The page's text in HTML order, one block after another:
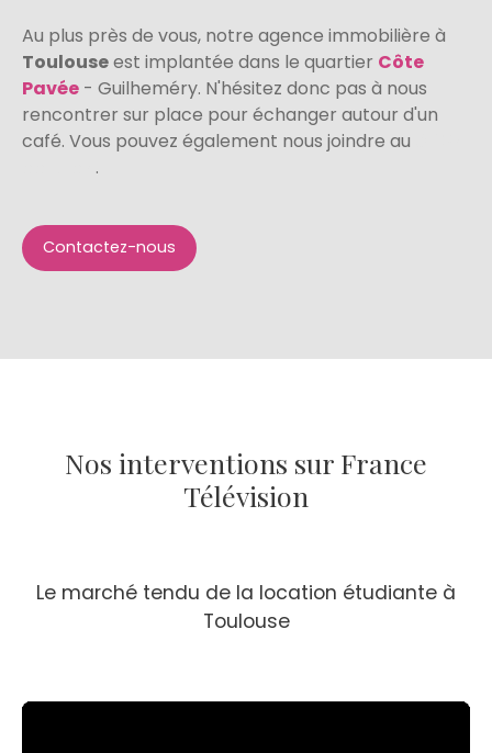
Au plus près de vous, notre agence immobilière à
Toulouseest implantée dans le quartier Côte
Pavée - Guilheméry. N'hésitez donc pas à nous
rencontrer sur place pour échanger autour d'un
café. Vous pouvez également nous joindre au
.
Contactez-nous
Nos interventions sur France
Télévision
Le marché tendu de la location étudiante à
Toulouse